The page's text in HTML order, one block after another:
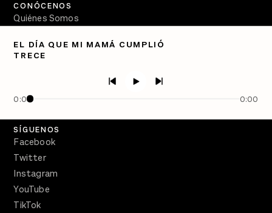
EL DÍA QUE MI MAMÁ CUMPLIÓ
TRECE
0:00 0:00
CONÓCENOS
Quiénes Somos
PÓDCASTS
Crecer en Distopía
SÍGUENOS
Facebook
Twitter
Instagram
YouTube
TikTok